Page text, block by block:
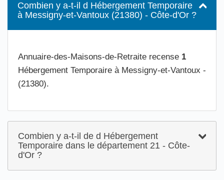
Combien y a-t-il d Hébergement Temporaire
à Messigny-et-Vantoux (21380) - Côte-d'Or ?
Annuaire-des-Maisons-de-Retraite recense 1
Hébergement Temporaire à Messigny-et-Vantoux -
(21380).
Combien y a-t-il de d Hébergement
Temporaire dans le département 21 - Côte-
d'Or ?